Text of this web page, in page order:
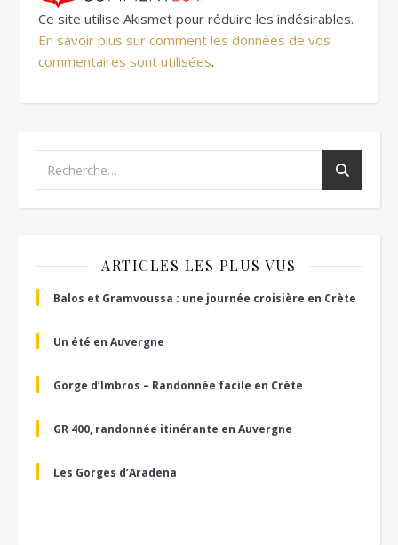
Ce site utilise Akismet pour réduire les indésirables.
En savoir plus sur comment les données de vos
commentaires sont utilisées.
ARTICLES LES PLUS VUS
Balos et Gramvoussa : une journée croisière en Crète
Un été en Auvergne
Gorge d’Imbros – Randonnée facile en Crète
GR 400, randonnée itinérante en Auvergne
Les Gorges d’Aradena